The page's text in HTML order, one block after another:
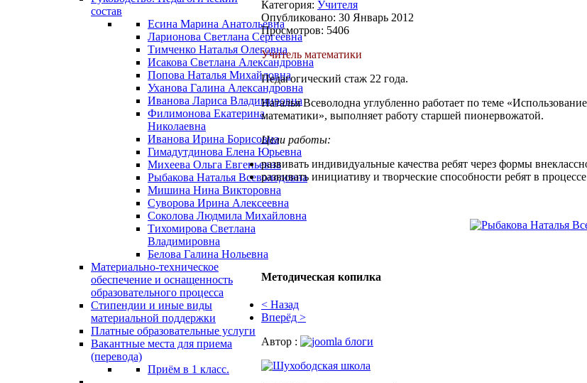
состав
Есина Марина Анатольевна
Ларионова Светлана Сергеевна
Тимченко Наталья Олеговна
Исакова Светлана Александровна
Попова Наталья Михайловна
Уханова Галина Александровна
Иванова Лариса Владимировна
Филимонова Екатерина
Николаевна
Иванова Ирина Борисовна
Гимадутдинова Елена Юрьевна
Михеева Ольга Евгеньевна
Рыбакова Наталья Всеволодовна
Мишина Нина Викторовна
Суворова Ирина Алексеевна
Соколова Людмила Михайловна
Тихомирова Светлана
Владимировна
Белова Галина Нольевна
Материально-техническое
обеспечение и оснащенность
образовательного процесса
Стипендии и иные виды
материальной поддержки
Платные образовательные услуги
Вакантные места для приема
(перевода)
Приём в 1 класс.
Категория: Учителя
Опубликовано: 30 Январь 2012
Просмотров: 5406
Учитель математики
Педагогический стаж 22 года.
Наталья Всеволодна углубленно работает по теме
математики», выполняет работу старшей пионервожатой.
Цели работы:
развивать индивидуальные качества ребят через формы
развивать инициативу и творческие способности ребят в
Методическая копилка
< Назад
Вперёд >
Автор :